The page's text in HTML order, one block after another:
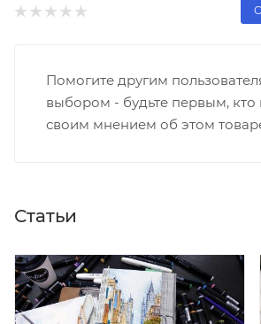
Помогите другим
выбором - будьте первым, кто
своим мнением об этом
Статьи